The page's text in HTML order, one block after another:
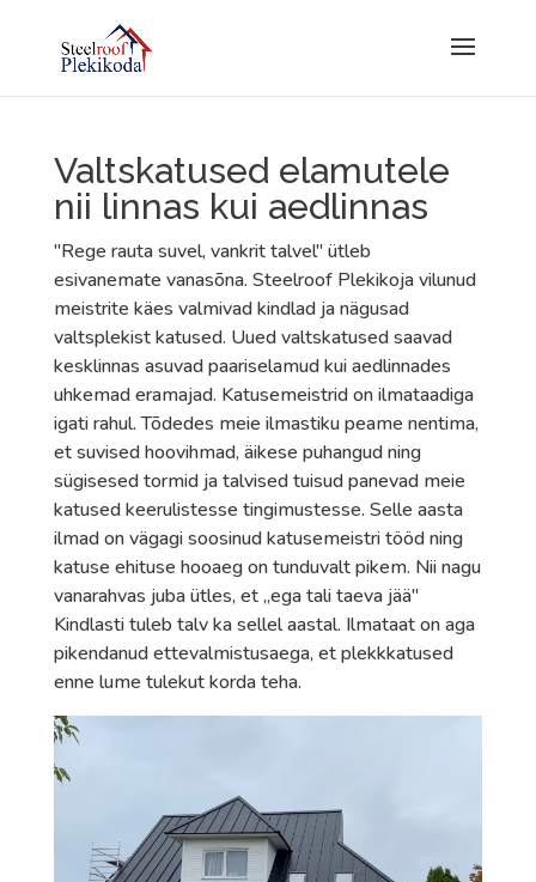
Valtskatused elamutele
nii linnas kui aedlinnas
"Rege rauta suvel, vankrit talvel" ütleb
esivanemate vanasõna. Steelroof Plekikoja vilunud
meistrite käes valmivad kindlad ja nägusad
valtsplekist katused. Uued valtskatused saavad
kesklinnas asuvad paariselamud kui aedlinnades
uhkemad eramajad. Katusemeistrid on ilmataadiga
igati rahul. Tõdedes meie ilmastiku peame nentima,
et suvised hoovihmad, äikese puhangud ning
sügisesed tormid ja talvised tuisud panevad meie
katused keerulistesse tingimustesse. Selle aasta
ilmad on vägagi soosinud katusemeistri tööd ning
katuse ehituse hooaeg on tunduvalt pikem. Nii nagu
vanarahvas juba ütles, et „ega tali taeva jää"
Kindlasti tuleb talv ka sellel aastal. Ilmataat on aga
pikendanud ettevalmistusaega, et plekkkatused
enne lume tulekut korda teha.